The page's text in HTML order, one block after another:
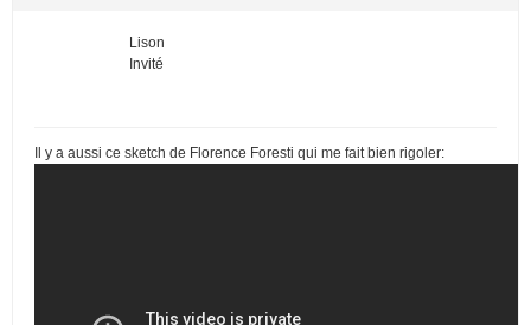
Lison
Invité
Il y a aussi ce sketch de Florence Foresti qui me fait bien rigoler: